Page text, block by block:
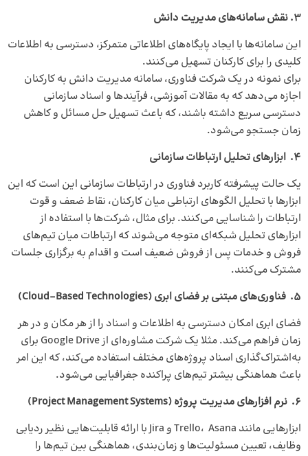
3. نقش سامانه‌های مدیریت دانش
این سامانه‌ها با ایجاد پایگاه‌های اطلاعاتی متمرکز، دسترسی به اطلاعات
کلیدی را برای کارکنان تسهیل می‌کنند.
برای نمونه در یک شرکت فناوری، سامانه مدیریت دانش به کارکنان
اجازه می‌دهد که به مقالات آموزشی، فرآیندها و اسناد سازمانی
دسترسی سریع داشته باشند، که باعث تسهیل حل مسائل و کاهش
زمان جستجو می‌شود.
4. ابزارهای تحلیل ارتباطات سازمانی
یک حالت پیشرفته کاربرد فناوری در ارتباطات سازمانی این است که این
ابزارها با تحلیل الگوهای ارتباطی میان کارکنان، نقاط ضعف و قوت
ارتباطات را شناسایی می‌کنند. برای مثال، شرکت‌ها با استفاده از
ابزارهای تحلیل شبکه‌ای متوجه می‌شوند که ارتباطات میان تیم‌های
فروش و خدمات پس از فروش ضعیف است و اقدام به برگزاری جلسات
مشترک می‌کنند.
5. فناوری‌های مبتنی بر فضای ابری (Cloud-Based Technologies)
فضای ابری امکان دسترسی به اطلاعات و اسناد را از هر مکان و در هر
زمان فراهم می‌کند. مثلا یک شرکت مشاوره‌ای از Google Drive برای
به‌اشتراک‌گذاری اسناد پروژه‌های مختلف استفاده می‌کند، که این امر
باعث هماهنگی بیشتر تیم‌های پراکنده جغرافیایی می‌شود.
6. نرم افزارهای مدیریت پروژه (Project Management Systems)
ابزارهایی مانند Trello، Asana و Jira با ارائه قابلیت‌هایی نظیر ردیابی
وظایف، تعیین مسئولیت‌ها و زمان‌بندی، هماهنگی بین تیم‌ها را